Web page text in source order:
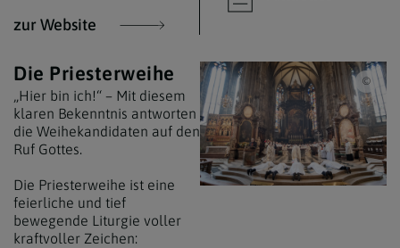
zur Website
Die Priesterweihe
„Hier bin ich!“ – Mit diesem
klaren Bekenntnis antworten
die Weihekandidaten auf den
Ruf Gottes.
Die Priesterweihe ist eine
feierliche und tief
bewegende Liturgie voller
kraftvoller Zeichen: